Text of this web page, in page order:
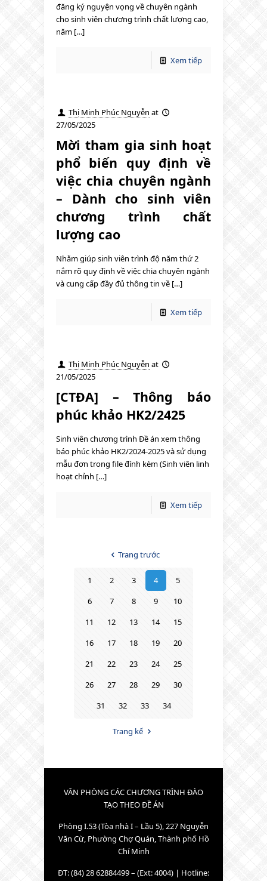
đăng ký nguyện vọng về chuyên ngành
cho sinh viên chương trình chất lượng cao,
năm […]
Xem tiếp
Thị Minh Phúc Nguyễn at
27/05/2025
Mời tham gia sinh hoạt
phổ biến quy định về
việc chia chuyên ngành
– Dành cho sinh viên
chương trình chất
lượng cao
Nhằm giúp sinh viên trình độ năm thứ 2
nắm rõ quy định về việc chia chuyên ngành
và cung cấp đầy đủ thông tin về […]
Xem tiếp
Thị Minh Phúc Nguyễn at
21/05/2025
[CTĐA] – Thông báo
phúc khảo HK2/2425
Sinh viên chương trình Đề án xem thông
báo phúc khảo HK2/2024-2025 và sử dụng
mẫu đơn trong file đính kèm (Sinh viên linh
hoạt chỉnh […]
Xem tiếp
Trang trước
1 2 3 4
5
6
7 8 9
10
11
12 13 14
15
16
17 18 19
20
21
22 23 24
25
26
27 28 29
30
31
32 33 34
Trang kế
VĂN PHÒNG CÁC CHƯƠNG TRÌNH ĐÀO
TẠO THEO ĐỀ ÁN
Phòng I.53 (Tòa nhà I – Lầu 5), 227 Nguyễn
Văn Cừ, Phường Chợ Quán, Thành phố Hồ
Chí Minh
ĐT: (84) 28 62884499 – (Ext: 4004) | Hotline: